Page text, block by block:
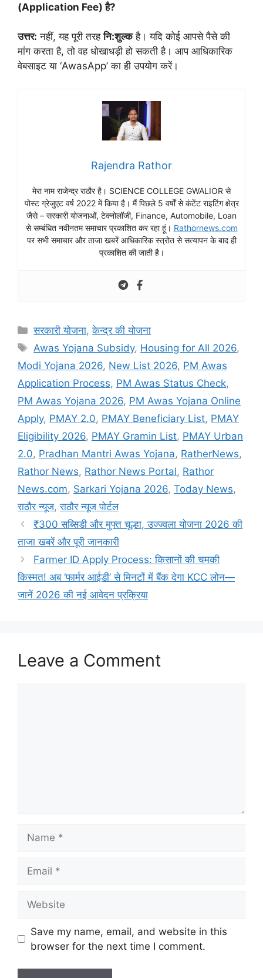
(Application Fee) है?
उत्तर: नहीं, यह पूरी तरहनि:शुल्कहै। यदि कोई आपसे पैसे की
मांग करता है, तो वह धोखाधड़ी हो सकती है। आप आधिकारिक
वेबसाइट या ‘AwasApp’ का ही उपयोग करें।
Rajendra Rathor
मेरा नाम राजेन्द्र राठौर है। SCIENCE COLLEGE GWALIOR से
पोस्ट ग्रेजुएट वर्ष 2022 में किया है। मैं पिछले 5 वर्षों से कंटेंट राइटिंग क्षेत्र
जैसे – सरकारी योजनाओं, टेक्नोलॉजी, Finance, Automobile, Loan
से सम्बंधित नवीनतम समाचार प्रकाशित कर रहा हूं। Rathornews.com
पर सभी समाचार और ताजा खबरें आधिकारिक स्त्रोत से सत्यापन के बाद ही
प्रकाशित की जाती है।
Categories
सरकारी योजना,केन्द्र की योजना
Tags
Awas Yojana Subsidy, Housing for All 2026,
Modi Yojana 2026, New List 2026, PM Awas
Application Process, PM Awas Status Check,
PM Awas Yojana 2026, PM Awas Yojana Online
Apply, PMAY 2.0, PMAY Beneficiary List, PMAY
Eligibility 2026, PMAY Gramin List, PMAY Urban
2.0, Pradhan Mantri Awas Yojana, RatherNews,
Rathor News, Rathor News Portal, Rathor
News.com, Sarkari Yojana 2026, Today News,
राठौर न्यूज,राठौर न्यूज पोर्टल
₹300 सब्सिडी और मुफ्त चूल्हा, उज्ज्वला योजना 2026 की
ताजा खबरें और पूरी जानकारी
Farmer ID Apply Process: किसानों की चमकी
किस्मत! अब ‘फार्मर आईडी’ से मिनटों में बैंक देगा KCC लोन—
जानें 2026 की नई आवेदन प्रक्रिया
Leave a Comment
Save my name, email, and website in this
browser for the next time I comment.